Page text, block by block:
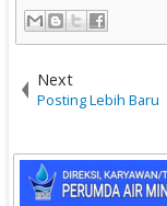
Next
Posting Lebih Baru